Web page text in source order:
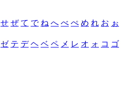
せ ぜ て で ね へ べ ぺ め れ お ぉ
ゼ テ デ ヘ ベ ペ メ レ オ ォ コ ゴ